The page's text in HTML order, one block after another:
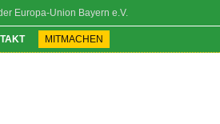
Europa-Union Bayern e.V.
MITMACHEN